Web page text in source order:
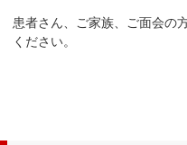
ニ
ュ
患者さん、ご家族、ご面会の
ください。